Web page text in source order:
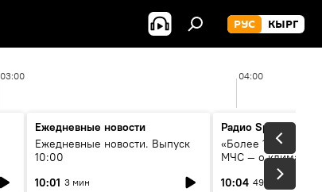
РУС КЫРГ
03:00 04:00
Ежедневные новости
Ежедневные новости. Выпуск
10:00
10:01 3 мин
Радио Sputnik
«Более 1200 сёл в
МЧС — о климате,
системе
населения
10:04 49 мин